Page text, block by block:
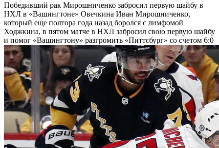
Победивший рак Мирошниченко забросил первую шайбу в
НХЛ в «Вашингтоне» Овечкина Иван Мирошниченко,
который еще полтора года назад боролся с лимфомой
Ходжкина, в пятом матче в НХЛ забросил свою первую шайбу
и помог «Вашингтону» разгромить «Питтсбург» со счетом 6:0